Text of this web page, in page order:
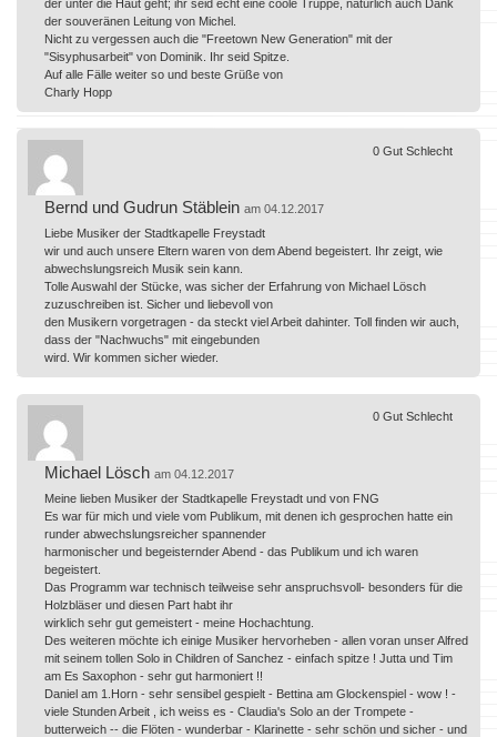
der unter die Haut geht; ihr seid echt eine coole Truppe, natürlich auch Dank
der souveränen Leitung von Michel.
Nicht zu vergessen auch die "Freetown New Generation" mit der
"Sisyphusarbeit" von Dominik. Ihr seid Spitze.
Auf alle Fälle weiter so und beste Grüße von
Charly Hopp
Bernd und Gudrun Stäblein am 04.12.2017
Liebe Musiker der Stadtkapelle Freystadt
wir und auch unsere Eltern waren von dem Abend begeistert. Ihr zeigt, wie
abwechslungsreich Musik sein kann.
Tolle Auswahl der Stücke, was sicher der Erfahrung von Michael Lösch
zuzuschreiben ist. Sicher und liebevoll von
den Musikern vorgetragen - da steckt viel Arbeit dahinter. Toll finden wir auch,
dass der "Nachwuchs" mit eingebunden
wird. Wir kommen sicher wieder.
0 Gut Schlecht
Michael Lösch am 04.12.2017
Meine lieben Musiker der Stadtkapelle Freystadt und von FNG
Es war für mich und viele vom Publikum, mit denen ich gesprochen hatte ein
runder abwechslungsreicher spannender
harmonischer und begeisternder Abend - das Publikum und ich waren
begeistert.
Das Programm war technisch teilweise sehr anspruchsvoll- besonders für die
Holzbläser und diesen Part habt ihr
wirklich sehr gut gemeistert - meine Hochachtung.
Des weiteren möchte ich einige Musiker hervorheben - allen voran unser Alfred
mit seinem tollen Solo in Children of Sanchez - einfach spitze ! Jutta und Tim
am Es Saxophon - sehr gut harmoniert !!
Daniel am 1.Horn - sehr sensibel gespielt - Bettina am Glockenspiel - wow ! -
viele Stunden Arbeit , ich weiss es - Claudia's Solo an der Trompete -
butterweich -- die Flöten - wunderbar - Klarinette - sehr schön und sicher - und
0 Gut Schlecht